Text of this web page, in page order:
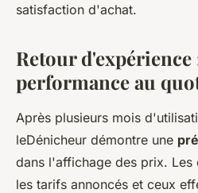
satisfaction d'achat.
Retour
performance au
Après plusieurs mois
leDénicheur démontre une
dans l'affichage des prix. Les
les tarifs annoncés et ceux